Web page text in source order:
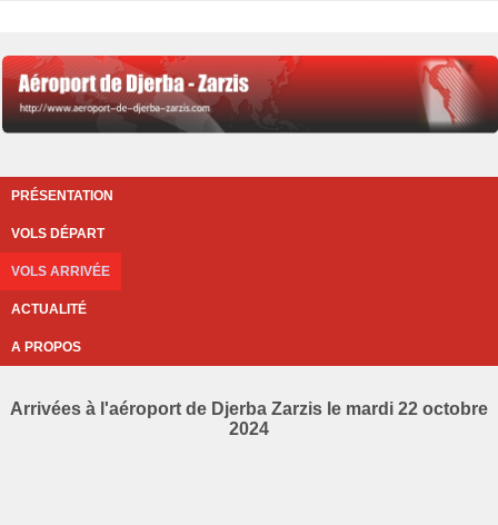
PRÉSENTATION
VOLS DÉPART
VOLS ARRIVÉE
ACTUALITÉ
A PROPOS
Arrivées à l'aéroport de Djerba Zarzis le mardi 22 octobre
2024